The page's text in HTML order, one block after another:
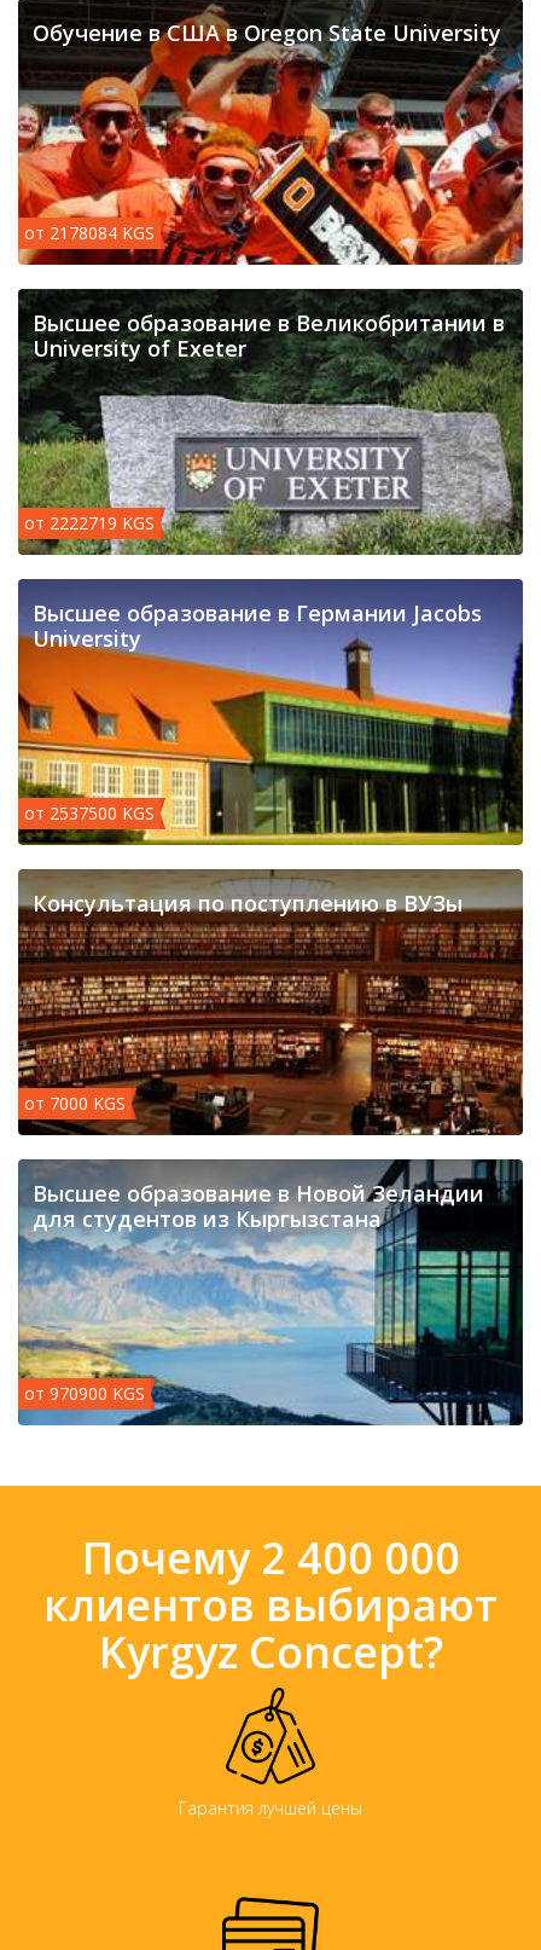
Обучение в США в Oregon State University
от 2178084 KGS
Высшее образование в Великобритании в
University of Exeter
от 2222719 KGS
Высшее образование в Германии Jacobs
University
от 2537500 KGS
Консультация по поступлению в ВУЗы
от 7000 KGS
​Высшее образование в Новой Зеландии
для студентов из Кыргызстана
от 970900 KGS
Почему 2 400 000
клиентов выбирают
Kyrgyz Concept?
Гарантия лучшей цены